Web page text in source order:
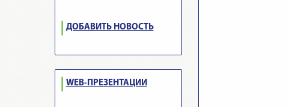
ДОБАВИТЬ НОВОСТЬ
WEB-ПРЕЗЕНТАЦИИ